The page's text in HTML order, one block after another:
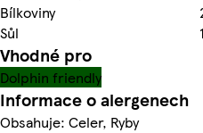
Bílkoviny
Sůl
Vhodné pro
Dolphin friendly
Informace o alergenech
Obsahuje: Celer, Ryby